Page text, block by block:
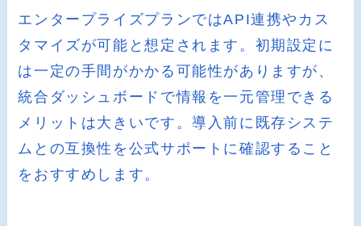
エンタープライズプランではAPI連携やカス
タマイズが可能と想定されます。初期設定に
は一定の手間がかかる可能性がありますが、
統合ダッシュボードで情報を一元管理できる
メリットは大きいです。導入前に既存システ
ムとの互換性を公式サポートに確認すること
をおすすめします。